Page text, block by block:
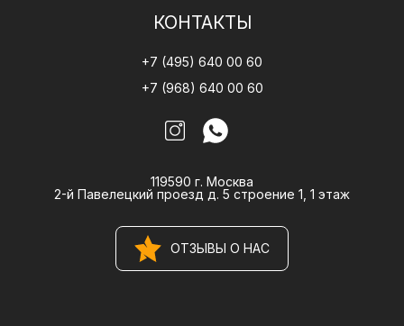
КОНТАКТЫ
+7 (495) 640 00 60
+7 (968) 640 00 60
119590 г. Москва
2-й Павелецкий проезд д. 5 строение 1, 1 этаж
ОТЗЫВЫ О НАС